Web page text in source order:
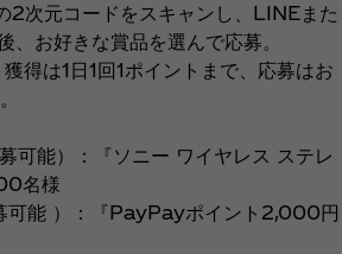
2次元コードをスキャンし、LINEまた
お好きな賞品を選んで応募。
1回1ポイントまで、応募はお
可能）：『ソニー ワイヤレス ステレ
名様
可能 ）：『PayPayポイント2,000円